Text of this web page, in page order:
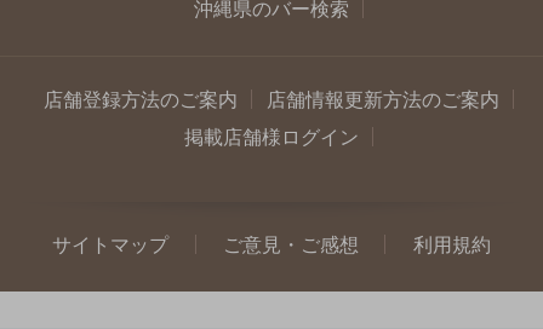
沖縄県のバー検索
店舗登録方法のご案内
店舗情報更新方法のご案内
掲載店舗様ログイン
サイトマップ ご意見・ご感想 利用規約